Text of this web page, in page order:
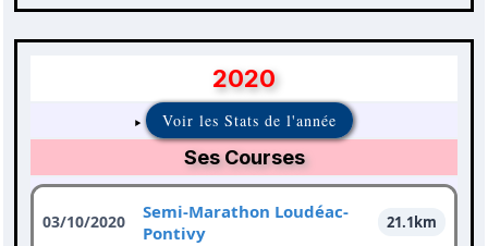
2020
Voir les Stats de l'année
Ses Courses
03/10/2020
Semi-Marathon Loudéac-
Pontivy
21.1km